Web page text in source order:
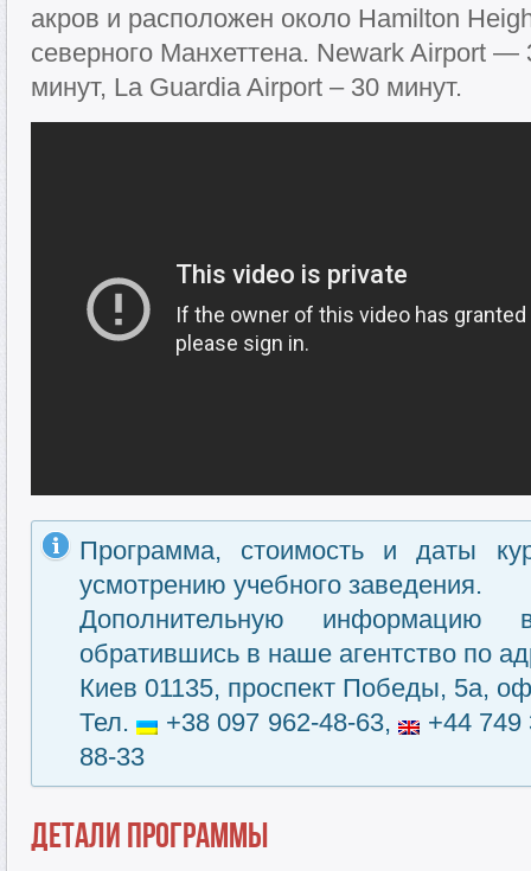
акров и расположен около Hamilton
северного Манхеттена. Newark Airport —
минут, La Guardia Airport – 30 минут.
Программа, стоимость и даты
усмотрению учебного заведения.
Дополнительную информацию
обратившись в наше агентство по
Киев 01135, проспект Победы, 5а,
Тел.
+38 097 962-48-63,
+44
88-33
Детали программы